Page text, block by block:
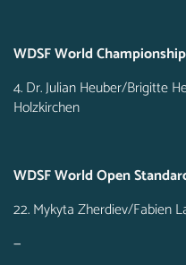
WDSF World
4. Dr. Julian Heuber/Brigitte
Holzkirchen
WDSF World Open
22. Mykyta Zherdiev/Fabien
—